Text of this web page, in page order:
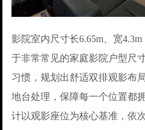
影院室内尺寸长6.65m、宽
于非常常见的家庭影院户型尺
习惯，规划出舒适双排观影布
地台处理，保障每一个位置都
计以观影座位为核心基准，依